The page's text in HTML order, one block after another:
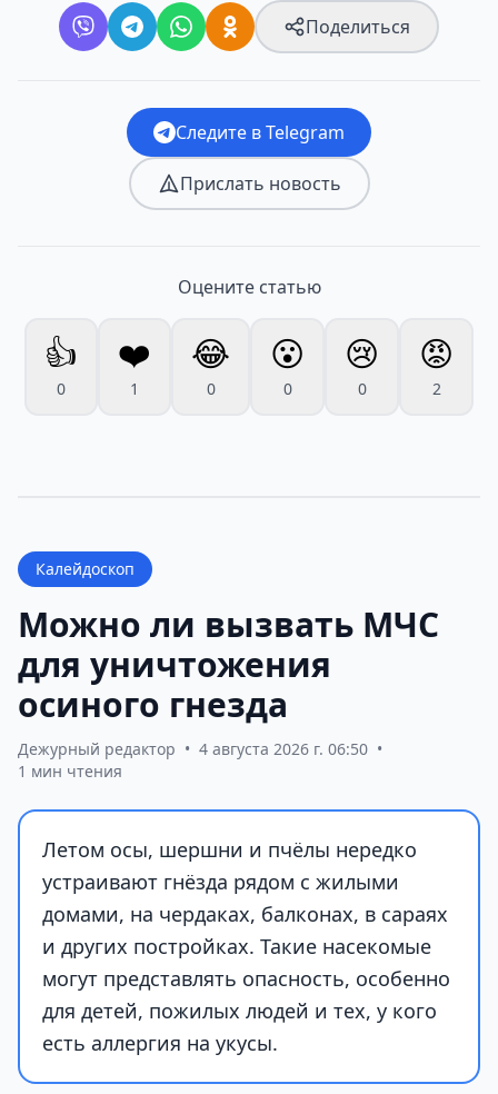
Поделиться
Следите в Telegram
Прислать новость
Оцените статью
👍
0
❤️
1
😂
0
😮
0
😢
0
😡
2
Калейдоскоп
Можно ли вызвать МЧС
для уничтожения
осиного гнезда
Дежурный редактор • 4 августа 2026 г. 06:50 •
1 мин чтения
Летом осы, шершни и пчёлы нередко
устраивают гнёзда рядом с жилыми
домами, на чердаках, балконах, в сараях
и других постройках. Такие насекомые
могут представлять опасность, особенно
для детей, пожилых людей и тех, у кого
есть аллергия на укусы.